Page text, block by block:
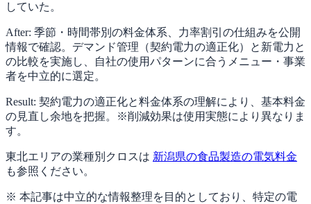
していた。
After: 季節・時間帯別の料金体系、力率割引の仕組みを公開
情報で確認。デマンド管理（契約電力の適正化）と新電力と
の比較を実施し、自社の使用パターンに合うメニュー・事業
者を中立的に選定。
Result: 契約電力の適正化と料金体系の理解により、基本料金
の見直し余地を把握。※削減効果は使用実態により異なりま
す。
東北エリアの業種別クロスは 新潟県の食品製造の電気料金
も参照ください。
※ 本記事は中立的な情報整理を目的としており、特定の電